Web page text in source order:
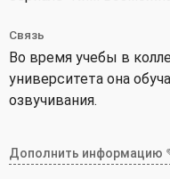
Связь
Во время учебы в
университета она
озвучивания.
Дополнить информацию